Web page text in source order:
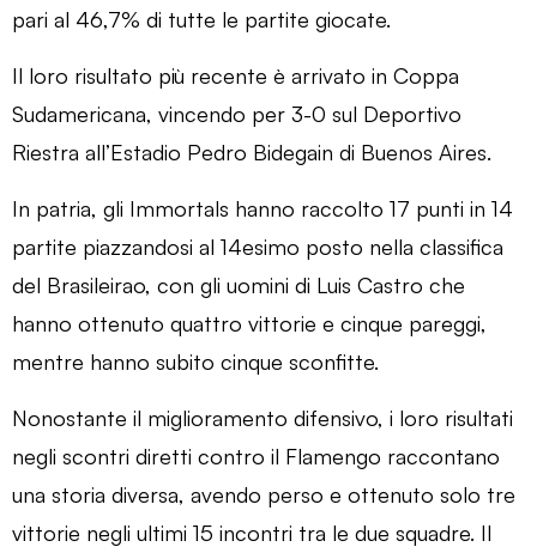
pari al 46,7% di tutte le partite giocate.
Il loro risultato più recente è arrivato in Coppa
Sudamericana, vincendo per 3-0 sul Deportivo
Riestra all’Estadio Pedro Bidegain di Buenos Aires.
In patria, gli Immortals hanno raccolto 17 punti in 14
partite piazzandosi al 14esimo posto nella classifica
del Brasileirao, con gli uomini di Luis Castro che
hanno ottenuto quattro vittorie e cinque pareggi,
mentre hanno subito cinque sconfitte.
Nonostante il miglioramento difensivo, i loro risultati
negli scontri diretti contro il Flamengo raccontano
una storia diversa, avendo perso e ottenuto solo tre
vittorie negli ultimi 15 incontri tra le due squadre. Il